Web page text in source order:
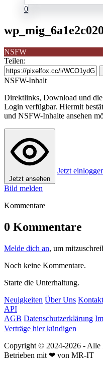
0
NSFW
Teilen:
NSFW-Inhalt
Direktlinks, Download und
Login verfügbar. Hiermit
und NSFW-Inhalte ansehen
Jetzt ansehen
Jetzt
Bild melden
Kommentare
0 Kommentare
Melde dich an, um
Noch keine Kommentare.
Starte die Unterhaltung.
Neuigkeiten Über Uns Kontakt
API
AGB Datenschutzerklärung
Verträge hier kündigen
Copyright © 2024-2026 - Alle
Betrieben mit ❤ von MR-IT